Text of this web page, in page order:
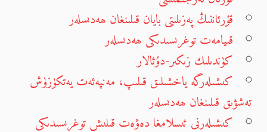
قۇرئاننىڭ پەزىلىتى بايان قىلىنغان ھەدىسلەر
قىيامەت توغرىسىدىكى ھەدىسلەر
كۈندىلىك زىكىر-دۇئالار
كىشىلەرگە ياخشىلىق قىلىپ، مەنپەئەت يەتكۈزۈش
تەشۋىق قىلىنغان ھەدىسلەر
كىشىلەرنى ئىسلامغا دەۋەت قىلىش توغرىسىدىكى